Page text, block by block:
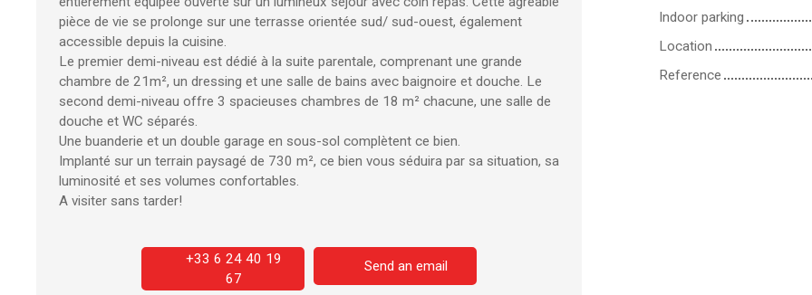
pièce de vie se prolonge sur une terrasse orientée sud/ sud-ouest, également
accessible depuis la cuisine.
Le premier demi-niveau est dédié à la suite parentale, comprenant une grande
chambre de 21m², un dressing et une salle de bains avec baignoire et douche. Le
second demi-niveau offre 3 spacieuses chambres de 18 m² chacune, une salle de
douche et WC séparés.
Une buanderie et un double garage en sous-sol complètent ce bien.
Implanté sur un terrain paysagé de 730 m², ce bien vous séduira par sa situation, sa
luminosité et ses volumes confortables.
A visiter sans tarder!
+33 6 24 40 19
67
Send an email
Indoor parking
Location
Reference